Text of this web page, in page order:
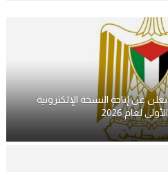
عن إتاحة النسخة الإلكترونية
لعام 2026